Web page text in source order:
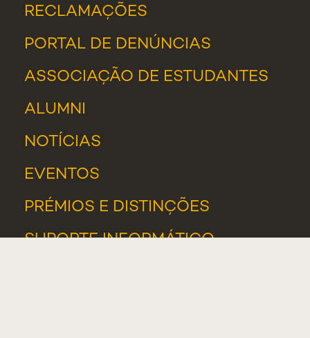
RECLAMAÇÕES
PORTAL DE DENÚNCIAS
ASSOCIAÇÃO DE ESTUDANTES
ALUMNI
NOTÍCIAS
EVENTOS
PRÉMIOS E DISTINÇÕES
SUPORTE INFORMÁTICO